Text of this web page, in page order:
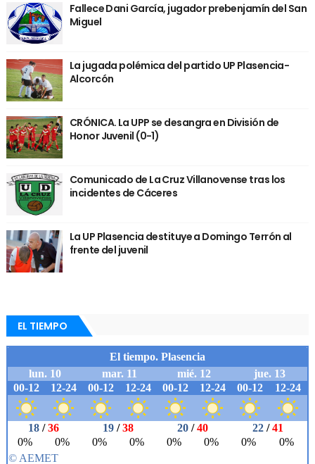
Fallece Dani García, jugador prebenjamín del San
Miguel
La jugada polémica del partido UP Plasencia-
Alcorcón
CRÓNICA. La UPP se desangra en División de
Honor Juvenil (0-1)
Comunicado de La Cruz Villanovense tras los
incidentes de Cáceres
La UP Plasencia destituye a Domingo Terrón al
frente del juvenil
EL TIEMPO